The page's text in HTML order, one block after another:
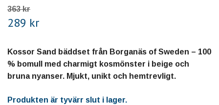
363 kr
289 kr
Kossor Sand bäddset från Borganäs of Sweden – 100
% bomull med charmigt kosmönster i beige och
bruna nyanser. Mjukt, unikt och hemtrevligt.
Produkten är tyvärr slut i lager.